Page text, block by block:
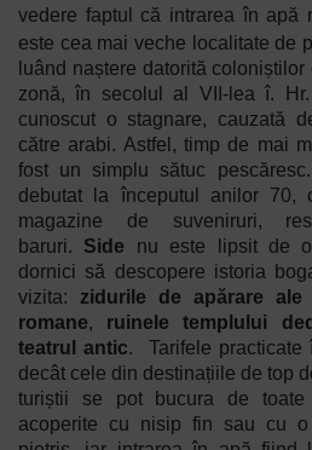
vedere faptul că intrarea în apă
este cea mai veche localitate de
luând naștere datorită
zonă, în secolul al VII-lea î.
cunoscut o stagnare, cauzată
către arabi. Astfel, timp de mai
fost un simplu sătuc
debutat la începutul anilor 70,
magazine de suveniruri,
baruri. Side nu este lipsit de
dornici să descopere istoria
vizita: zidurile de apărare ale
romane, ruinele templului
teatrul antic. Tarifele practicate
decât cele din destinațiile de top
turiștii se pot bucura de toate
acoperite cu nisip fin sau cu